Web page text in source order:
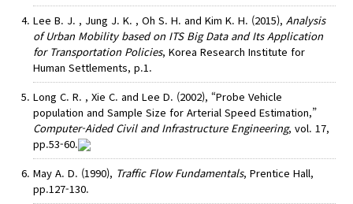
Lee B. J. , Jung J. K. , Oh S. H. and Kim K. H. (2015),Analysis
of Urban Mobility based on ITS Big Data and Its Application
for Transportation Policies, Korea Research Institute for
Human Settlements, p.1.
Long C. R. , Xie C. and Lee D. (2002), “Probe Vehicle
population and Sample Size for Arterial Speed Estimation,”
Computer-Aided Civil and Infrastructure Engineering, vol. 17,
pp.53-60.
May A. D. (1990), Traffic Flow Fundamentals, Prentice Hall,
pp.127-130.